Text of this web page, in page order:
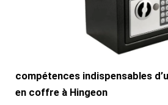
compétences indispensables
en coffre à Hingeon